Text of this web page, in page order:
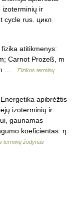
izoterminių ir
cycle rus. цикл
atitikmenys:
Carnot Prozeß, m
…
Fizikos terminų
apibrėžtis
izoterminių ir
gaunamas
koeficientas: η
terminų žodynas